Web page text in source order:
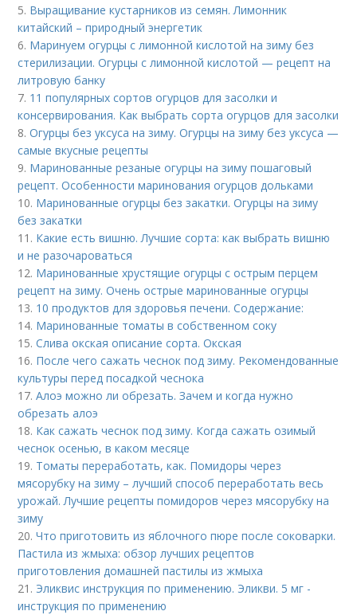
5. Выращивание кустарников из семян. Лимонник
китайский – природный энергетик
6. Маринуем огурцы с лимонной кислотой на зиму без
стерилизации. Огурцы с лимонной кислотой — рецепт на
литровую банку
7. 11 популярных сортов огурцов для засолки и
консервирования. Как выбрать сорта огурцов для засолки
8.Огурцы без уксуса на зиму. Огурцы на зиму без уксуса —
самые вкусные рецепты
9. Маринованные резаные огурцы на зиму пошаговый
рецепт. Особенности маринования огурцов дольками
10. Маринованные огурцы без закатки. Огурцы на зиму
без закатки
11. Какие есть вишню. Лучшие сорта: как выбрать вишню
и не разочароваться
12. Маринованные хрустящие огурцы с острым перцем
рецепт на зиму. Очень острые маринованные огурцы
13. 10 продуктов для здоровья печени. Содержание:
14. Маринованные томаты в собственном соку
15.Слива окская описание сорта. Окская
16. После чего сажать чеснок под зиму. Рекомендованные
культуры перед посадкой чеснока
17.Алоэ можно ли обрезать. Зачем и когда нужно
обрезать алоэ
18. Как сажать чеснок под зиму. Когда сажать озимый
чеснок осенью, в каком месяце
19. Томаты переработать, как. Помидоры через
мясорубку на зиму – лучший способ переработать весь
урожай. Лучшие рецепты помидоров через мясорубку на
зиму
20.Что приготовить из яблочного пюре после соковарки.
Пастила из жмыха: обзор лучших рецептов
приготовления домашней пастилы из жмыха
21. Эликвис инструкция по применению. Эликви. 5 мг -
инструкция по применению